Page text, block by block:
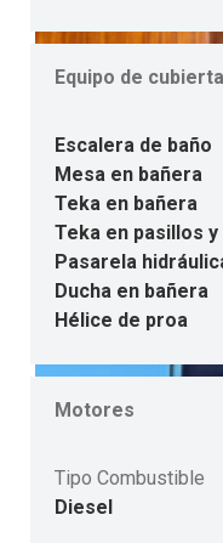
Equipo de cubierta
Escalera de baño
Mesa en bañera
Teka en bañera
Teka en pasillos
Pasarela
Ducha en bañera
Hélice de proa
Motores
Tipo Combustible
Diesel